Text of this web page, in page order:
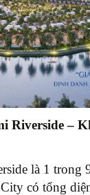
Riverside –
là 1 trong
có tổng